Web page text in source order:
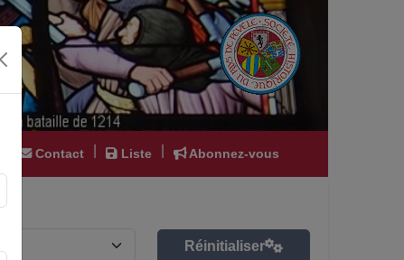
Contact Liste Abonnez-vous
Réinitialiser